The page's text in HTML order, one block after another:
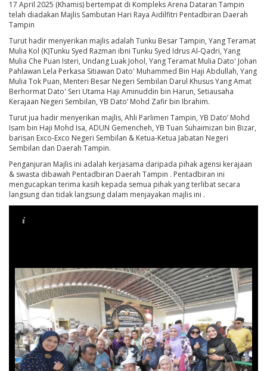
17 April 2025 (Khamis) bertempat di Kompleks Arena Dataran Tampin
telah diadakan Majlis Sambutan Hari Raya Aidilfitri Pentadbiran Daerah
Tampin
Turut hadir menyerikan majlis adalah Tunku Besar Tampin, Yang Teramat
Mulia Kol (K)Tunku Syed Razman ibni Tunku Syed Idrus Al-Qadri, Yang
Mulia Che Puan Isteri, Undang Luak Johol, Yang Teramat Mulia Dato' Johan
Pahlawan Lela Perkasa Sitiawan Dato' Muhammed Bin Haji Abdullah, Yang
Mulia Tok Puan, Menteri Besar Negeri Sembilan Darul Khusus Yang Amat
Berhormat Dato' Seri Utama Haji Aminuddin bin Harun, Setiausaha
Kerajaan Negeri Sembilan, YB Dato’ Mohd Zafir bin Ibrahim.
Turut jua hadir menyerikan majlis, Ahli Parlimen Tampin, YB Dato’ Mohd
Isam bin Haji Mohd Isa, ADUN Gemencheh, YB Tuan Suhaimizan bin Bizar,
barisan Exco-Exco Negeri Sembilan & Ketua-Ketua Jabatan Negeri
Sembilan dan Daerah Tampin.
Penganjuran Majlis ini adalah kerjasama daripada pihak agensi kerajaan
& swasta dibawah Pentadbiran Daerah Tampin . Pentadbiran ini
mengucapkan terima kasih kepada semua pihak yang terlibat secara
langsung dan tidak langsung dalam menjayakan majlis ini .